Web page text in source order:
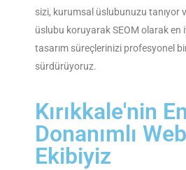
sizi, kurumsal üslubunuzu tanıyor
üslubu koruyarak SEOM olarak en
tasarım süreçlerinizi profesyonel
sürdürüyoruz.
Kırıkkale'nin En
Donanımlı
Ekibiyiz